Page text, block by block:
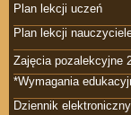
Plan lekcji uczeń
Plan lekcji
Zajęcia pozalekcyjne
*Wymagania
Dziennik elektroniczny